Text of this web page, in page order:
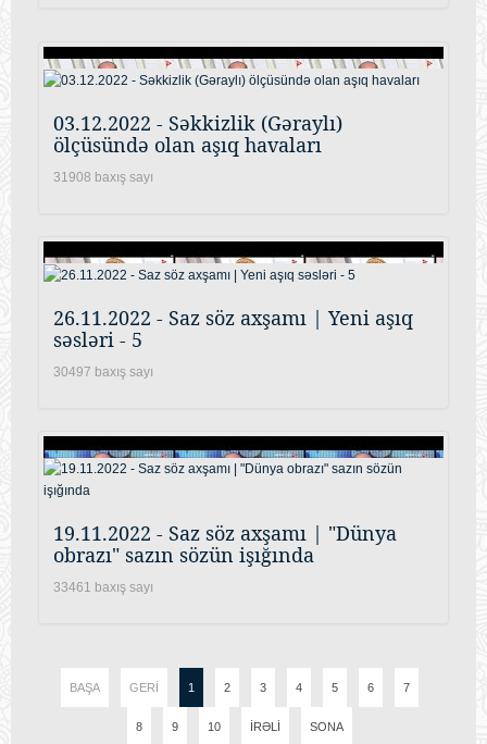
03.12.2022 - Səkkizlik (Gəraylı)
ölçüsündə olan aşıq havaları
31908 baxış sayı
26.11.2022 - Saz söz axşamı | Yeni aşıq
səsləri - 5
30497 baxış sayı
19.11.2022 - Saz söz axşamı | "Dünya
obrazı" sazın sözün işığında
33461 baxış sayı
BAŞA GERI 1 2 3 4 5 6 7
8 9 10 İRƏLI SONA